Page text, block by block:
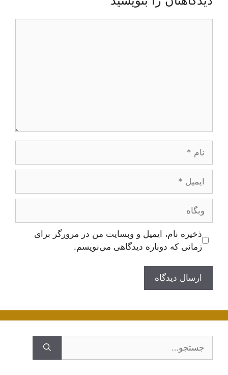
وبگاه
ذخیره نام، ایمیل و وبسایت من در مرورگر برای
زمانی که دوباره دیدگاهی می‌نویسم.